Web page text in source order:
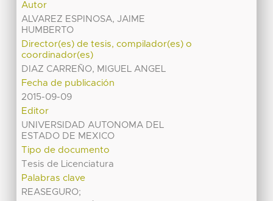
Autor
ALVAREZ ESPINOSA, JAIME
HUMBERTO
Director(es) de tesis, compilador(es) o
coordinador(es)
DIAZ CARREÑO, MIGUEL ANGEL
Fecha de publicación
2015-09-09
Editor
UNIVERSIDAD AUTONOMA DEL
ESTADO DE MEXICO
Tipo de documento
Tesis de Licenciatura
Palabras clave
REASEGURO;